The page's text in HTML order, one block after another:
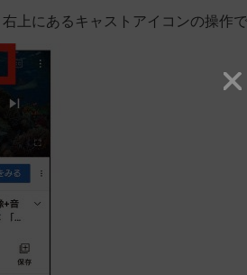
上にあるキャストアイコンの操作